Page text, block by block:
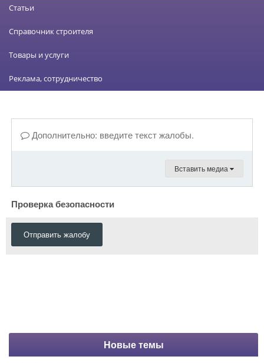
Статьи
Справочник строителя
Товары и услуги
Реклама, сотрудничество
Дополнительно: введите текст жалобы.
Вставить медиа
Проверка безопасности
Отправить жалобу
Новые темы